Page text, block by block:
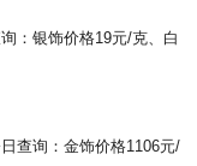
：银饰价格19元/克、白
查询：金饰价格1106元/